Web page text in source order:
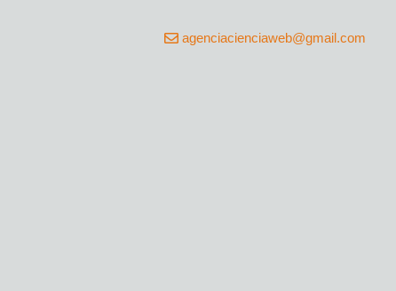
agenciacienciaweb@gmail.com